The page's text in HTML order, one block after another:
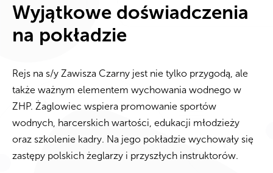
Wyjątkowe doświadczenia
na pokładzie
Rejs na s/y Zawisza Czarny jest nie tylko przygodą, ale
także ważnym elementem wychowania wodnego w
ZHP. Żaglowiec wspiera promowanie sportów
wodnych, harcerskich wartości, edukacji młodzieży
oraz szkolenie kadry. Na jego pokładzie wychowały się
zastępy polskich żeglarzy i przyszłych instruktorów.